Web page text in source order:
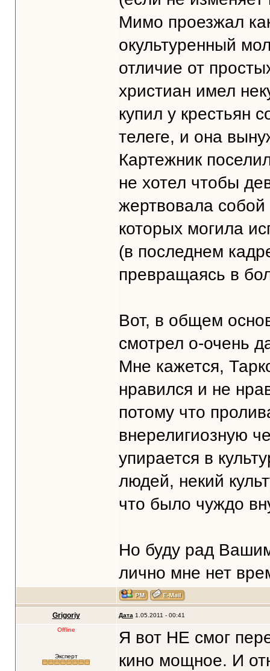
Мимо проезжал
окультуренный
отличие от
христиан имел
купил у крестьян
телеге, и она
Картежник
не хотел чтобы
жертвовала
которых могила
(в последнем
превращаясь в
Вот, в общем
смотрел о-очень
Мне кажется,
нравился и не
потому что
внерелигиозную
упирается в
людей, некий
что было чуждо
Но буду рад
лично мне нет
Grigoriy Дата 1.05.2011 - 00:41
Offline
Эксперт
Я вот НЕ смог
кино мощное. И